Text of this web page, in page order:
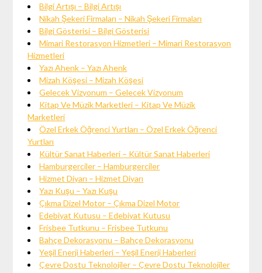
Bilgi Artışı – Bilgi Artışı
Nikah Şekeri Firmaları – Nikah Şekeri Firmaları
Bilgi Gösterisi – Bilgi Gösterisi
Mimari Restorasyon Hizmetleri – Mimari Restorasyon
Hizmetleri
Yazı Ahenk – Yazı Ahenk
Mizah Köşesi – Mizah Köşesi
Gelecek Vizyonum – Gelecek Vizyonum
Kitap Ve Müzik Marketleri – Kitap Ve Müzik
Marketleri
Özel Erkek Öğrenci Yurtları – Özel Erkek Öğrenci
Yurtları
Kültür Sanat Haberleri – Kültür Sanat Haberleri
Hamburgerciler – Hamburgerciler
Hizmet Diyarı – Hizmet Diyarı
Yazı Kuşu – Yazı Kuşu
Çıkma Dizel Motor – Çıkma Dizel Motor
Edebiyat Kutusu – Edebiyat Kutusu
Frisbee Tutkunu – Frisbee Tutkunu
Bahçe Dekorasyonu – Bahçe Dekorasyonu
Yeşil Enerji Haberleri – Yeşil Enerji Haberleri
Çevre Dostu Teknolojiler – Çevre Dostu Teknolojiler